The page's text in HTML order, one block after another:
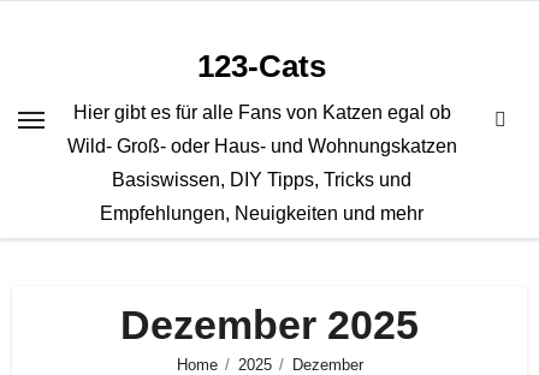
123-Cats
Hier gibt es für alle Fans von Katzen egal ob
Wild- Groß- oder Haus- und Wohnungskatzen
Basiswissen, DIY Tipps, Tricks und
Empfehlungen, Neuigkeiten und mehr
Dezember 2025
Home 2025 Dezember